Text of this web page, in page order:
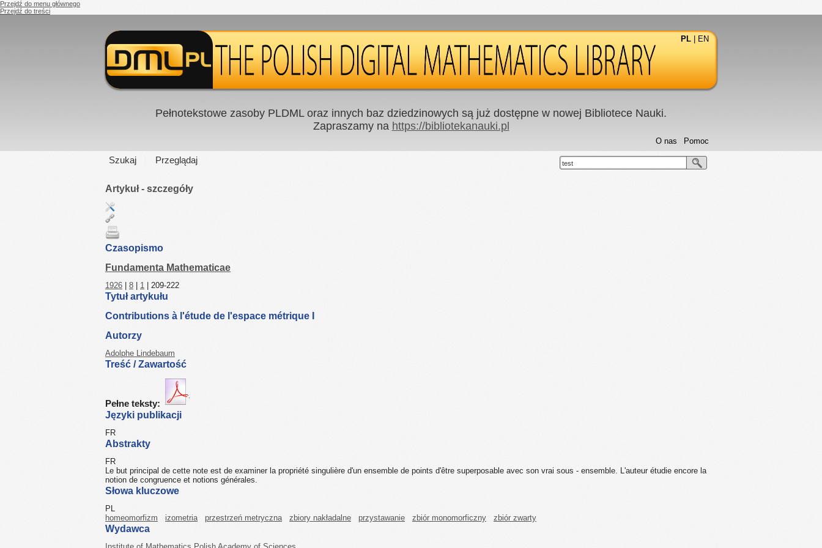
Przejdź do menu głównego
Przejdź do treści
PL EN
Pełnotekstowe zasoby PLDML oraz innych baz dziedzinowych są już dostępne w nowej Bibliotece Nauki.
Zapraszamy na https://bibliotekanauki.pl
Szukaj Przeglądaj
Pomoc
O nas
test
Artykuł - szczegóły
Czasopismo
Fundamenta Mathematicae
1926 8 1 | 209-222
Tytuł artykułu
Contributions à l'étude de l'espace métrique I
Autorzy
Adolphe Lindebaum
Treść / Zawartość
Pełne teksty:
Języki publikacji
FR
Abstrakty
FR
Le but principal de cette note est de examiner la propriété singulière d'un ensemble de points d'être superposable avec son vrai sous - ensemble. L'auteur étudie encore la
notion de congruence et notions générales.
Słowa kluczowe
PL
homeomorfizm
izometria przestrzeń metryczna zbiory nakładalne przystawanie zbiór monomorficzny zbiór zwarty
Wydawca